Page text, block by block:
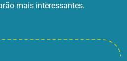
mais interessantes.